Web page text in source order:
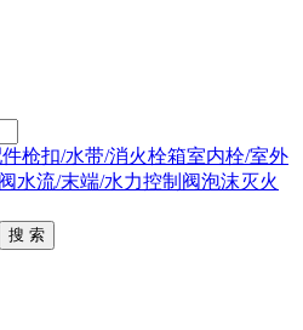
枪扣/水带/消火栓箱室内栓/室外
水流/末端/水力控制阀泡沫灭火
搜 索